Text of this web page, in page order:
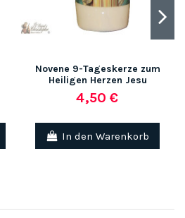
Novene 9-Tageskerze zum
Heiligen Herzen Jesu
4,50 €
In den Warenkorb